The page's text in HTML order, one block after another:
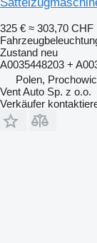
325 € ≈ 303,70 CHF
Zustand neu
A0035448203 +
Polen,
Vent Auto Sp. z o.o.
Verkäufer